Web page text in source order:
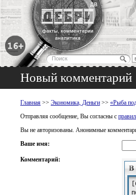
Новый комментарий
Главная >> Экономика, Деньги >> «Рыба
Отправляя сообщение, Вы согласны с
Вы не авторизованы. Анонимные
Ваше имя:
Комментарий: